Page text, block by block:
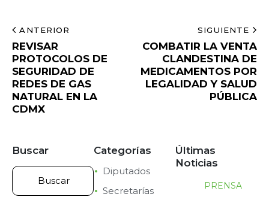
ANTERIOR
REVISAR
PROTOCOLOS DE
SEGURIDAD DE
REDES DE GAS
NATURAL EN LA
CDMX
SIGUIENTE
COMBATIR LA VENTA
CLANDESTINA DE
MEDICAMENTOS POR
LEGALIDAD Y SALUD
PÚBLICA
Buscar Categorías
Diputados
Secretarías
Últimas
Noticias
PRENSA